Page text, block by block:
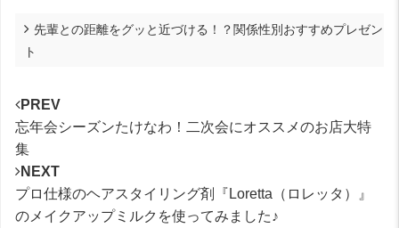
先輩との距離をグッと近づける！？関係性別おすすめプレゼン
ト
PREV
忘年会シーズンたけなわ！二次会にオススメのお店大特
集
NEXT
プロ仕様のヘアスタイリング剤『Loretta（ロレッタ）』
のメイクアップミルクを使ってみました♪